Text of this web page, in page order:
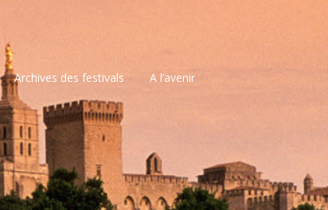
Archives des festivals A l’avenir